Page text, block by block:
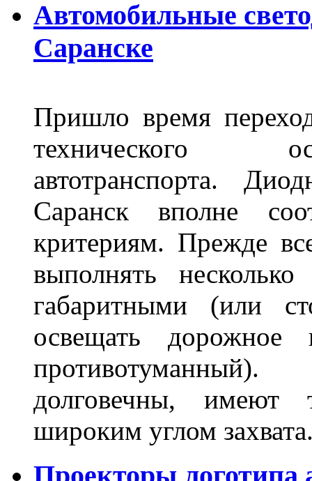
Автомобильные
Саранске
Пришло время
технического
автотранспорта.
Саранск вполне
критериям. Прежде
выполнять
габаритными (или
освещать
долговечны, имеют
широким углом